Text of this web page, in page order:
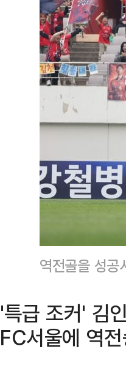
역전골을 성
'특급 조커' 김
FC서울에 역